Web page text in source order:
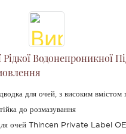
Водонепроникної
для очей, з високим вмістом
до розмазування
для очей Thincen Private Label